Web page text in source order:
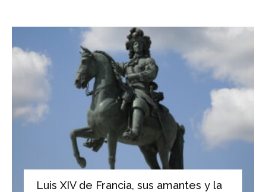
Luis XIV de Francia, sus amantes y la